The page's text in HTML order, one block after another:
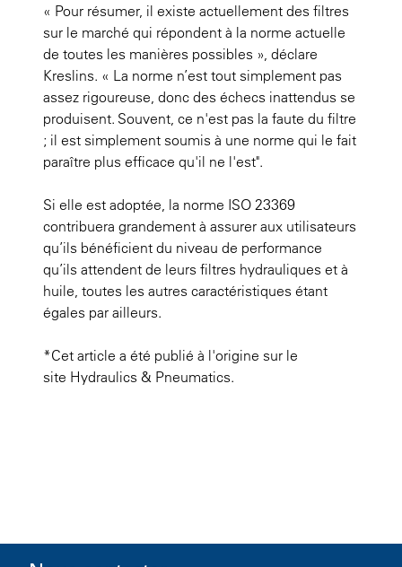
« Pour résumer, il existe actuellement des filtres
sur le marché qui répondent à la norme actuelle
de toutes les manières possibles », déclare
Kreslins. « La norme n’est tout simplement pas
assez rigoureuse, donc des échecs inattendus se
produisent. Souvent, ce n'est pas la faute du filtre
; il est simplement soumis à une norme qui le fait
paraître plus efficace qu'il ne l'est".
Si elle est adoptée, la norme ISO 23369
contribuera grandement à assurer aux utilisateurs
qu’ils bénéficient du niveau de performance
qu’ils attendent de leurs filtres hydrauliques et à
huile, toutes les autres caractéristiques étant
égales par ailleurs.
*Cet article a été publié à l'origine sur le
site Hydraulics & Pneumatics.